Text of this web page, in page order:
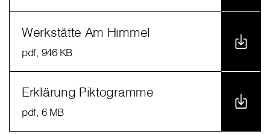
Werkstätte Am Himmel
pdf, 946 KB
Erklärung Piktogramme
pdf, 6 MB